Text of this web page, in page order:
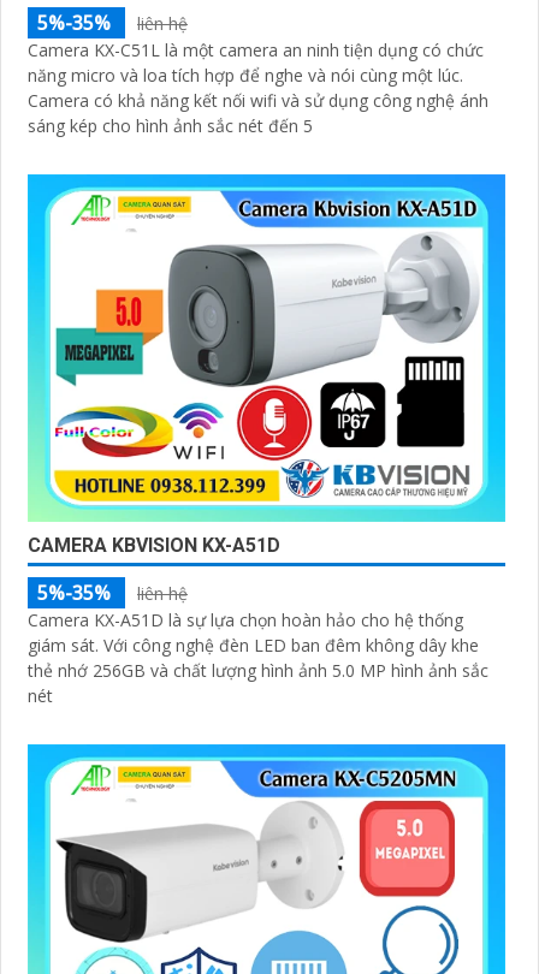
5%-35%
liên hệ
Camera KX-C51L là một camera an ninh tiện dụng có chức
năng micro và loa tích hợp để nghe và nói cùng một lúc.
Camera có khả năng kết nối wifi và sử dụng công nghệ ánh
sáng kép cho hình ảnh sắc nét đến 5
CAMERA KBVISION KX-A51D
5%-35%
liên hệ
Camera KX-A51D là sự lựa chọn hoàn hảo cho hệ thống
giám sát. Với công nghệ đèn LED ban đêm không dây khe
thẻ nhớ 256GB và chất lượng hình ảnh 5.0 MP hình ảnh sắc
nét